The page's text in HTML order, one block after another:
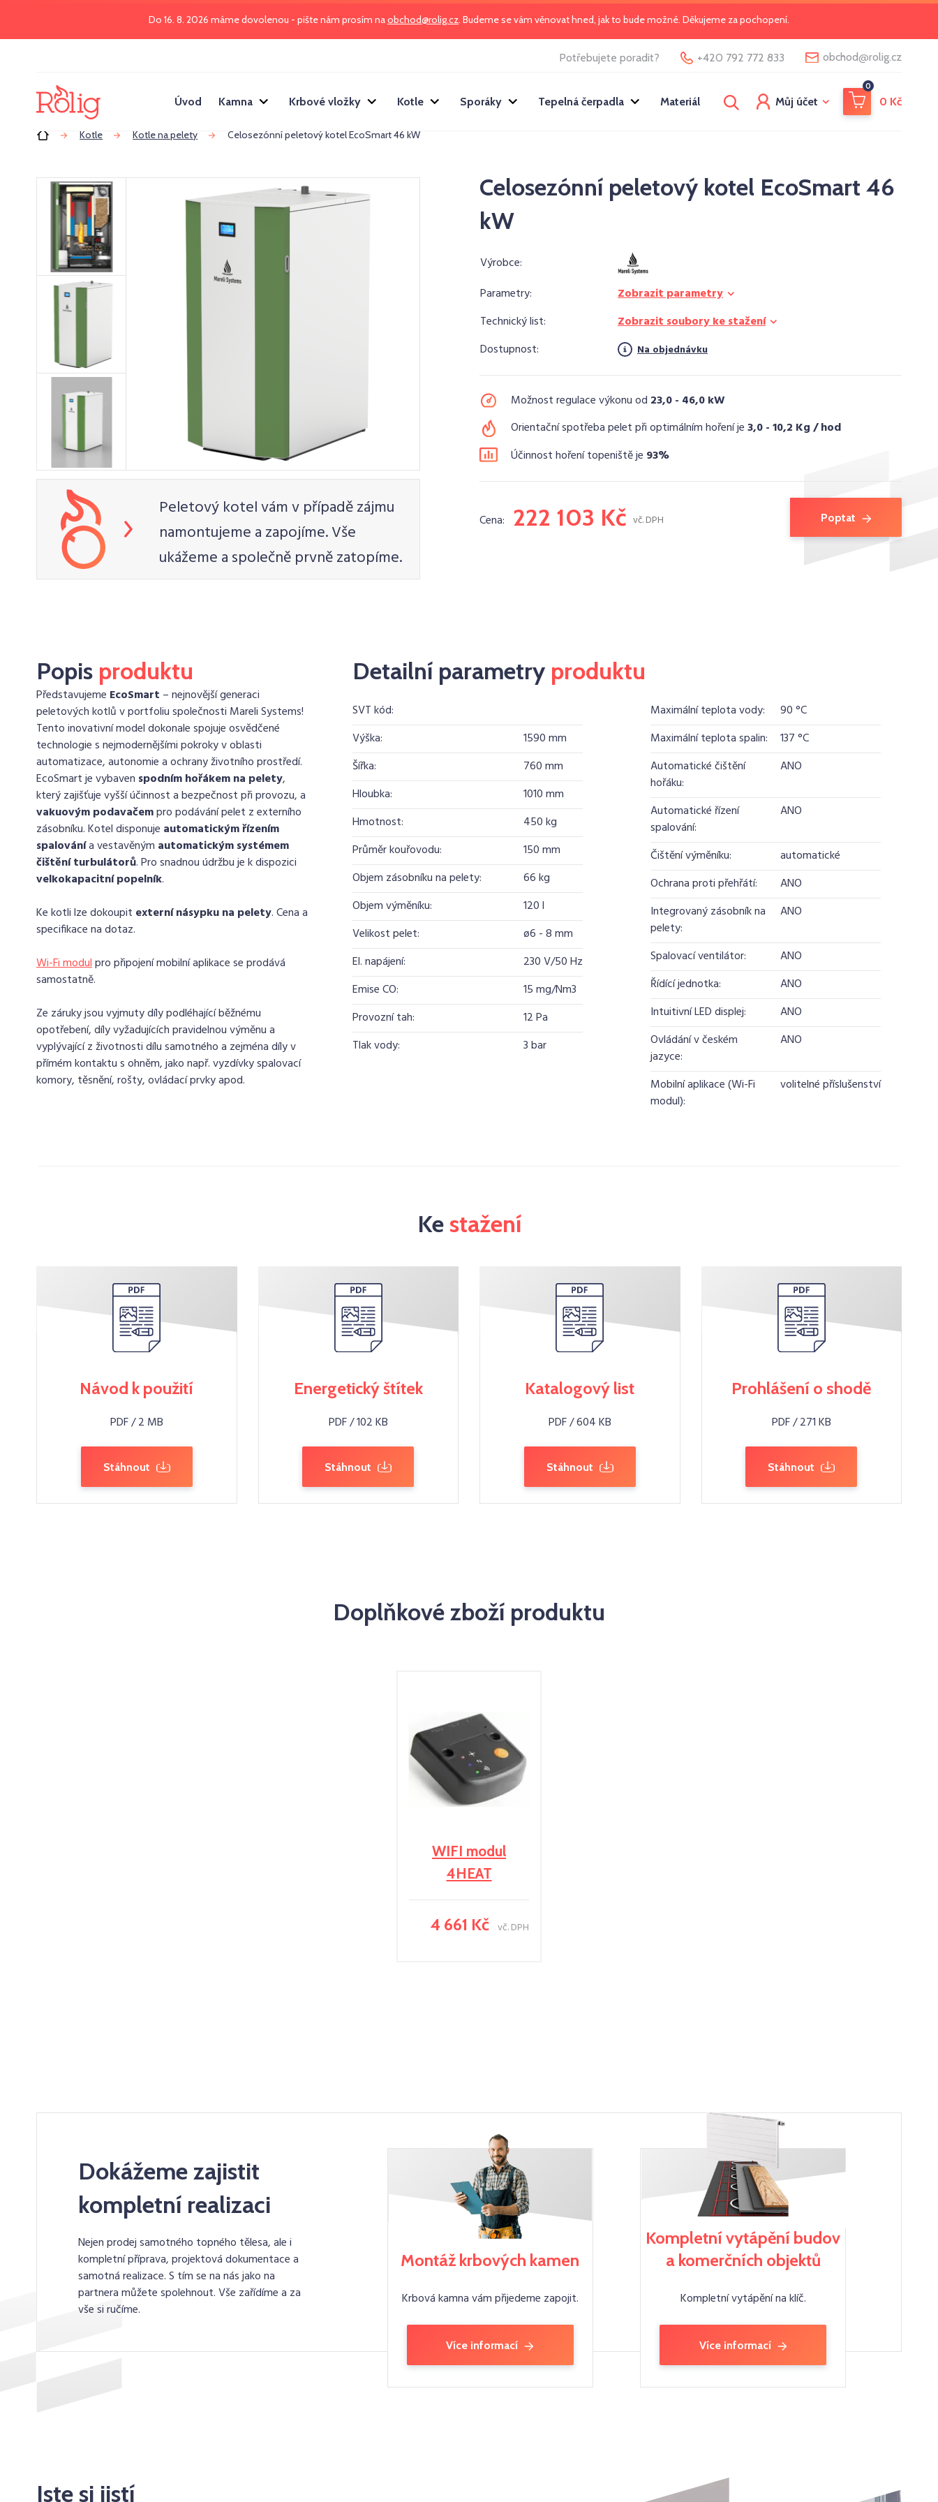
Do 16. 8. 2026 máme dovolenou - pište nám prosím naobchod@rolig.cz. Budeme se vám věnovat hned, jak to bude možné. Děkujeme za pochopení.
Potřebujete poradit? +420 792 772 833 obchod@rolig.cz
Úvod Kamna Krbové vložky Kotle Sporáky Tepelná čerpadla Materiál Můj účet
0
0 Kč
Úvod Kotle Kotle na pelety Celosezónní peletový kotel EcoSmart 46 kW
Peletový kotel vám v případě zájmu
namontujeme a zapojíme. Vše
ukážeme a společně prvně zatopíme.
Celosezónní peletový kotel EcoSmart 46
kW
Výrobce:
Parametry:
Zobrazit parametry
Technický list:
Zobrazit soubory ke stažení
Dostupnost:
Na objednávku
Možnost regulace výkonu od 23,0 - 46,0 kW
Orientační spotřeba pelet při optimálním hoření je3,0 - 10,2 Kg / hod
Účinnost hoření topeniště je 93%
Cena: 222 103 Kč vč. DPH Poptat
Popis produktu
Představujeme EcoSmart – nejnovější generaci
peletových kotlů v portfoliu společnosti Mareli Systems!
Tento inovativní model dokonale spojuje osvědčené
technologie s nejmodernějšími pokroky v oblasti
automatizace, autonomie a ochrany životního prostředí.
EcoSmart je vybaven spodním hořákem na pelety,
který zajišťuje vyšší účinnost a bezpečnost při provozu, a
vakuovým podavačempro podávání pelet z externího
zásobníku. Kotel disponuje automatickým řízením
spalovánía vestavěným automatickým systémem
čištění turbulátorů. Pro snadnou údržbu je k dispozici
velkokapacitní popelník.
Ke kotli lze dokoupit externí násypku na pelety. Cena a
specifikace na dotaz.
Wi-Fi modulpro připojení mobilní aplikace se prodává
samostatně.
Ze záruky jsou vyjmuty díly podléhající běžnému
opotřebení, díly vyžadujících pravidelnou výměnu a
vyplývající z životnosti dílu samotného a zejména díly v
přímém kontaktu s ohněm, jako např. vyzdívky spalovací
komory, těsnění, rošty, ovládací prvky apod.
Detailní parametry produktu
SVT kód:
Výška:
1590 mm
Šířka:
760 mm
Hloubka:
1010 mm
Hmotnost:
450 kg
Průměr kouřovodu:
150 mm
Objem zásobníku na pelety:
66 kg
Objem výměníku:
120 l
Velikost pelet:
ø6 - 8 mm
El. napájení:
230 V/50 Hz
Emise CO:
15 mg/Nm3
Provozní tah:
12 Pa
Tlak vody:
3 bar
Maximální teplota vody:
90 °C
Maximální teplota spalin:
137 °C
Automatické čištění
hořáku:
ANO
Automatické řízení
spalování:
ANO
Čištění výměníku:
automatické
Ochrana proti přehřátí:
ANO
Integrovaný zásobník na
pelety:
ANO
Spalovací ventilátor:
ANO
Řídící jednotka:
ANO
Intuitivní LED displej:
ANO
Ovládání v českém
jazyce:
ANO
Mobilní aplikace (Wi-Fi
modul):
volitelné příslušenství
Ke stažení
Návod k použití
PDF / 2 MB
Stáhnout
Energetický štítek
PDF / 102 KB
Stáhnout
Katalogový list
PDF / 604 KB
Stáhnout
Prohlášení o shodě
PDF / 271 KB
Stáhnout
Doplňkové zboží produktu
WIFI modul
4HEAT
4 661 Kč vč. DPH
Dokážeme zajistit
kompletní realizaci
Nejen prodej samotného topného tělesa, ale i
kompletní příprava, projektová dokumentace a
samotná realizace. S tím se na nás jako na
partnera můžete spolehnout. Vše zařídíme a za
vše si ručíme.
Montáž krbových kamen
Krbová kamna vám přijedeme zapojit.
Více informací
Kompletní vytápění budov
a komerčních objektů
Kompletní vytápění na klíč.
Více informací
Jste si jistí